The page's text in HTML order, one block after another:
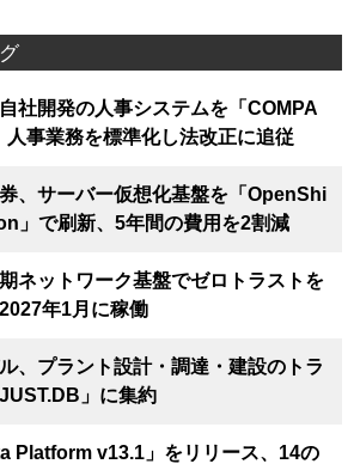
社開発の人事システムを「COMPA
人事業務を標準化し法改正に追従
、サーバー仮想化基盤を「OpenShi
」で刷新、5年間の費用を2割減
ネットワーク基盤でゼロトラストを
年1月に稼働
、プラント設計・調達・建設のトラ
」に集約
Platform v13.1」をリリース、14の